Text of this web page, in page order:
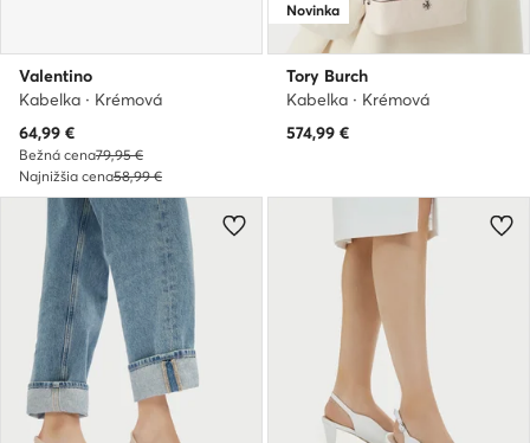
Valentino
Kabelka · Krémová
Aktuálna cena
64,99 €
Bežná cena79,95 €
Najnižšia cena58,99 €
Novinka
Tory Burch
Kabelka · Krémová
574,99 €